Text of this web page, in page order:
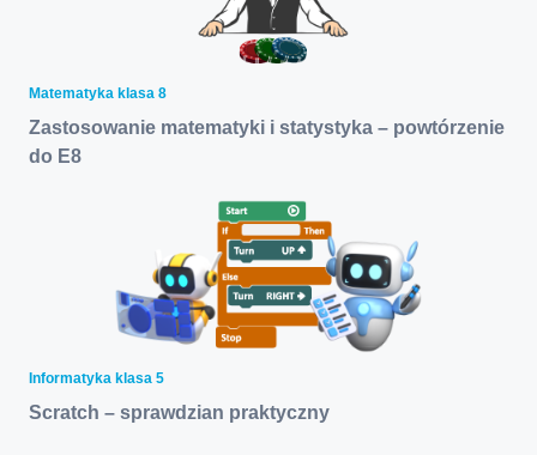
Matematyka klasa 8
Zastosowanie matematyki i statystyka – powtórzenie
do E8
Informatyka klasa 5
Scratch – sprawdzian praktyczny